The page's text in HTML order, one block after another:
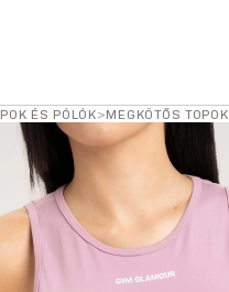
ÉS PÓLÓK>MEGKÖTŐS TOPOK